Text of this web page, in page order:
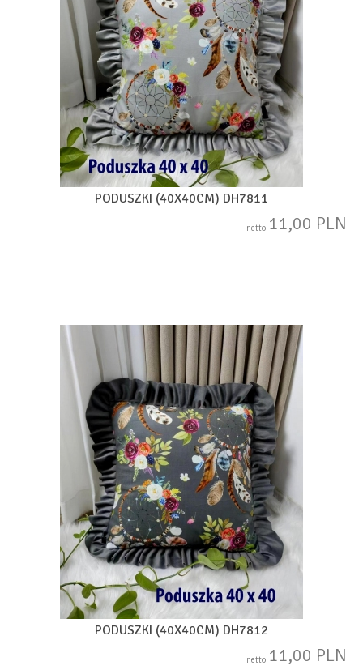
PODUSZKI (40X40CM) DH7811
netto 11,00 PLN
PODUSZKI (40X40CM) DH7812
netto 11,00 PLN